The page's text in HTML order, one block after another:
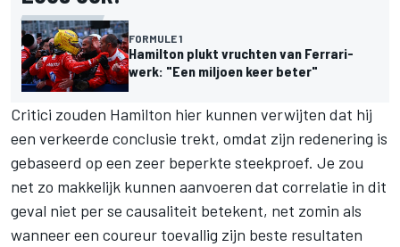
FORMULE 1
Hamilton plukt vruchten van Ferrari-
werk: "Een miljoen keer beter"
Critici zouden Hamilton hier kunnen verwijten dat hij
een verkeerde conclusie trekt, omdat zijn redenering is
gebaseerd op een zeer beperkte steekproef. Je zou
net zo makkelijk kunnen aanvoeren dat correlatie in dit
geval niet per se causaliteit betekent, net zomin als
wanneer een coureur toevallig zijn beste resultaten